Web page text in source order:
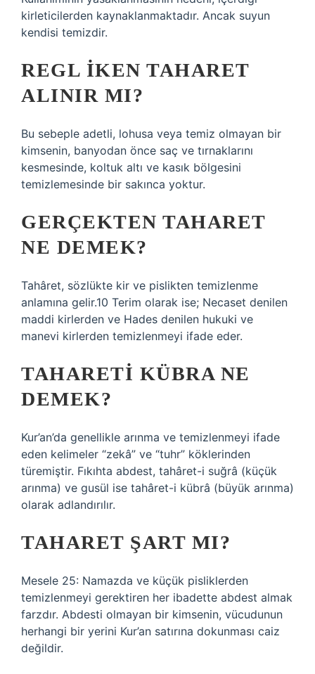
kirleticilerden kaynaklanmaktadır. Ancak suyun
kendisi temizdir.
REGL IKEN TAHARET
ALINIR MI?
Bu sebeple adetli, lohusa veya temiz olmayan bir
kimsenin, banyodan önce saç ve tırnaklarını
kesmesinde, koltuk altı ve kasık bölgesini
temizlemesinde bir sakınca yoktur.
GERÇEKTEN TAHARET
NE DEMEK?
Tahâret, sözlükte kir ve pislikten temizlenme
anlamına gelir.10 Terim olarak ise; Necaset denilen
maddi kirlerden ve Hades denilen hukuki ve
manevi kirlerden temizlenmeyi ifade eder.
TAHARETI KÜBRA NE
DEMEK?
Kur’an’da genellikle arınma ve temizlenmeyi ifade
eden kelimeler “zekâ” ve “tuhr” köklerinden
türemiştir. Fıkıhta abdest, tahâret-i suğrâ (küçük
arınma) ve gusül ise tahâret-i kübrâ (büyük arınma)
olarak adlandırılır.
TAHARET ŞART MI?
Mesele 25: Namazda ve küçük pisliklerden
temizlenmeyi gerektiren her ibadette abdest almak
farzdır. Abdesti olmayan bir kimsenin, vücudunun
herhangi bir yerini Kur’an satırına dokunması caiz
değildir.